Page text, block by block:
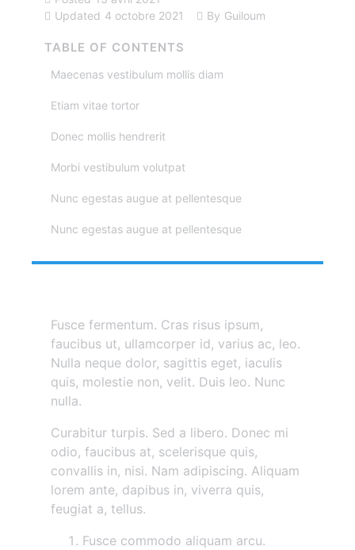
Updated 4 octobre 2021 By Guiloum
TABLE OF CONTENTS
Maecenas vestibulum mollis diam
Etiam vitae tortor
Donec mollis hendrerit
Morbi vestibulum volutpat
Nunc egestas augue at pellentesque
Nunc egestas augue at pellentesque
Fusce fermentum. Cras risus ipsum,
faucibus ut, ullamcorper id, varius ac, leo.
Nulla neque dolor, sagittis eget, iaculis
quis, molestie non, velit. Duis leo. Nunc
nulla.
Curabitur turpis. Sed a libero. Donec mi
odio, faucibus at, scelerisque quis,
convallis in, nisi. Nam adipiscing. Aliquam
lorem ante, dapibus in, viverra quis,
feugiat a, tellus.
Fusce commodo aliquam arcu.